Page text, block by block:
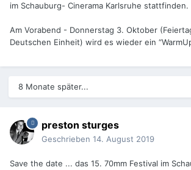
im Schauburg- Cinerama Karlsruhe stattfinden.
Am Vorabend - Donnerstag 3. Oktober
Deutschen Einheit) wird es wieder ein
8 Monate später...
preston sturges
Geschrieben 14. August 2019
Save the date ... das 15. 70mm Festival im